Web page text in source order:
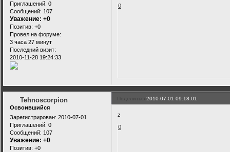
Приглашений: 0
Сообщений: 107
Уважение: +0
Позитив: +0
Провел на форуме:
3 часа 27 минут
Последний визит:
2010-11-28 19:24:33
0
Поделиться2010-07-01 09:18:01
Tehnoscorpion
Освоившийся
Зарегистрирован: 2010-07-01
Приглашений: 0
Сообщений: 107
Уважение: +0
Позитив: +0
z
0